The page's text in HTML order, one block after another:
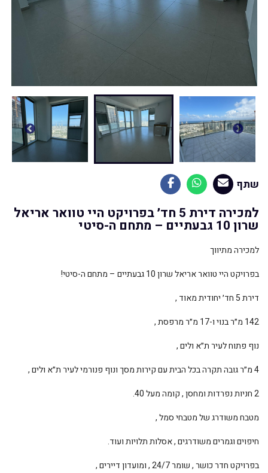
למכירה דירת 5 חד׳ בפרויקט היי טוואר אריאל
שרון 10 גבעתיים – מתחם ה-סיטי
למכירה מתיווך
בפרויקט היי טוואר אריאל שרון 10 גבעתיים – מתחם ה-סיטי!
דירת 5 חד׳ יחודית מאוד ,
142 מ״ר בנוי ו-17 מ״ר מרפסת ,
נוף פתוח לעיר ת״א ולים ,
4 מ״ר גובה תקרה בכל הבית עם קירות מסך ונוף פנורמי לעיר ת״א ולים ,
2 חניות נפרדות ומחסן , קומה מעל 40.
מטבח משודרג של מטבחי סמל ,
חיפוים וגמרים משודרגים , אסלות תלויות ועוד.
בפרויקט חדר כושר , שומר 24/7 , ומועדון דיירים ,
שתף